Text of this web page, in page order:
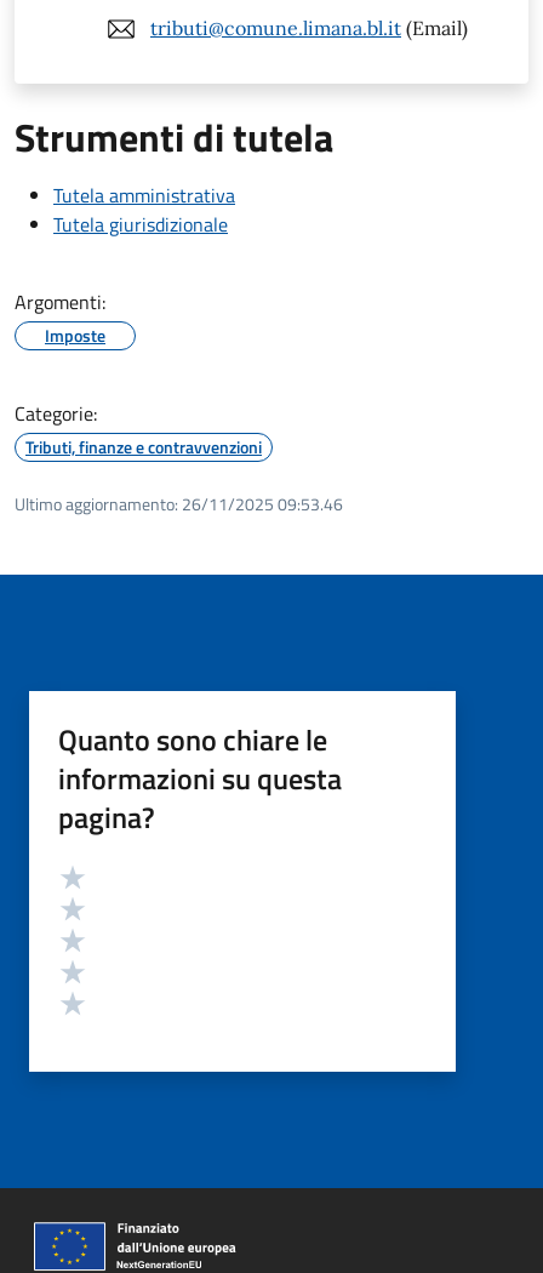
tributi@comune.limana.bl.it (Email)
Strumenti di tutela
Tutela amministrativa
Tutela giurisdizionale
Argomenti:
Imposte
Categorie:
Tributi, finanze e contravvenzioni
Ultimo aggiornamento: 26/11/2025 09:53.46
Quanto sono chiare le
informazioni su questa
pagina?
Valutazione